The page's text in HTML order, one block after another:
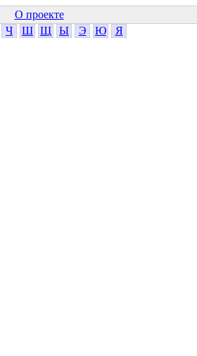
О проекте
Ч Ш Щ Ы Э Ю Я